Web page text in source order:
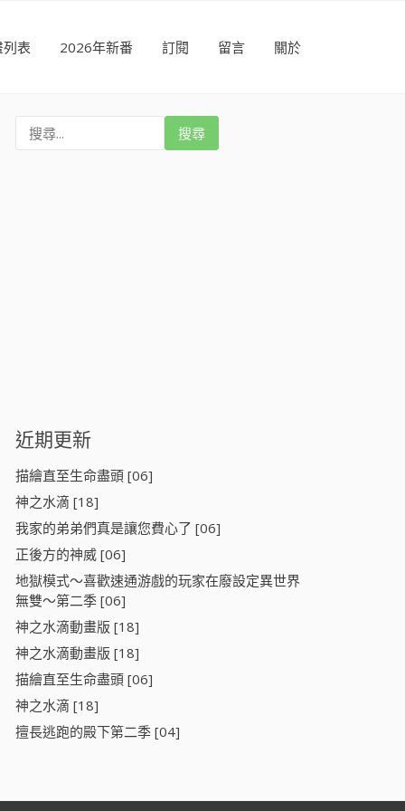
表 2026年新番 訂閱 留言 關於
近期更新
描繪直至生命盡頭 [06]
神之水滴 [18]
我家的弟弟們真是讓您費心了 [06]
正後方的神威 [06]
地獄模式～喜歡速通游戲的玩家在廢設定異世界
無雙～第二季 [06]
神之水滴動畫版 [18]
神之水滴動畫版 [18]
描繪直至生命盡頭 [06]
神之水滴 [18]
擅長逃跑的殿下第二季 [04]